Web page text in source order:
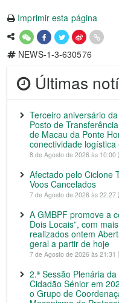
Imprimir esta página
NEWS-1-3-630576
Últimas
Terceiro aniversário
Posto de
de Macau da Ponte
conectividade
8 de Agosto de 2026 às 10:00
Afectado pelo Ciclone
Voos Cancelados
7 de Agosto de 2026 às 22:27
A GMBPF promove a
Dois Locais”, com
realizados ontem
geral a partir de hoje
7 de Agosto de 2026 às 21:31
2.ª Sessão Plenária
Cidadão Sénior em
o Grupo de